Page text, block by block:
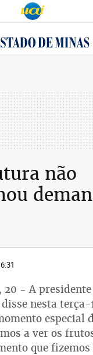
não
20 - A
nesta
especial
a ver os
que fizemos